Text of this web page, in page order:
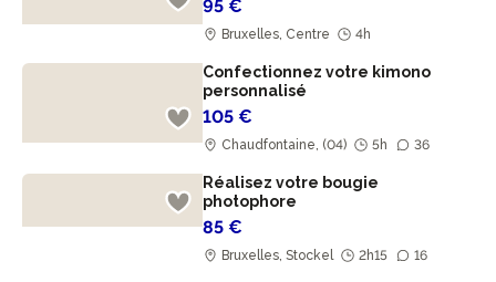
95 €
Bruxelles, Centre 4h
Confectionnez votre kimono
personnalisé
105 €
Chaudfontaine, (04) 5h 36
Réalisez votre bougie
photophore
85 €
Bruxelles, Stockel 2h15 16